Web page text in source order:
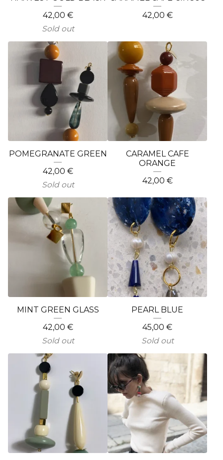
42,00 €
Sold out
42,00 €
POMEGRANATE GREEN
42,00 €
Sold out
CARAMEL CAFE
ORANGE
42,00 €
MINT GREEN GLASS
42,00 €
Sold out
PEARL BLUE
45,00 €
Sold out